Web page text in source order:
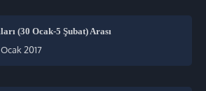
(30 Ocak-5 Şubat) Arası
2017